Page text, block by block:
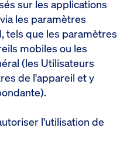
sur les applications
les paramètres
tels que les paramètres
mobiles ou les
(les Utilisateurs
de l'appareil et y
l'utilisation de